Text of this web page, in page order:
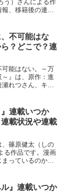
う）さんによる作
、移籍後の連載
、不可能はな
？どこで？連
可能はない。～万
』は、原作：進
れつさん、キャ
のか、連載（更
つ...
』連載いつか
載状況や連載
、篠原健太（しの
る作品です。漫画
っているのか、
ル』連載いつか